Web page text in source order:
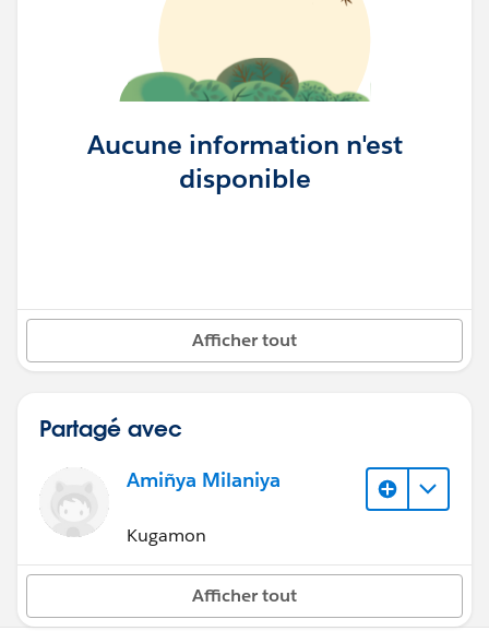
Aucune information n'est
disponible
Afficher tout
Partagé avec
Amiñya Milaniya
Kugamon
Afficher tout